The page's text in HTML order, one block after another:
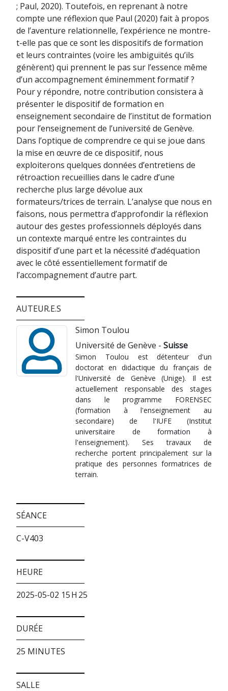
; Paul, 2020). Toutefois, en reprenant à notre
compte une réflexion que Paul (2020) fait à propos
de l’aventure relationnelle, l’expérience ne montre-
t-elle pas que ce sont les dispositifs de formation
et leurs contraintes (voire les ambiguïtés qu’ils
génèrent) qui prennent le pas sur l’essence même
d’un accompagnement éminemment formatif ?
Pour y répondre, notre contribution consistera à
présenter le dispositif de formation en
enseignement secondaire de l’institut de formation
pour l’enseignement de l’université de Genève.
Dans l’optique de comprendre ce qui se joue dans
la mise en œuvre de ce dispositif, nous
exploiterons quelques données d’entretiens de
rétroaction recueillies dans le cadre d’une
recherche plus large dévolue aux
formateurs/trices de terrain. L’analyse que nous en
faisons, nous permettra d’approfondir la réflexion
autour des gestes professionnels déployés dans
un contexte marqué entre les contraintes du
dispositif d’une part et la nécessité d’adéquation
avec le côté essentiellement formatif de
l’accompagnement d’autre part.
AUTEUR.E.S
Simon Toulou
Université de Genève - Suisse
Simon Toulou est détenteur d'un
doctorat en didactique du français de
l'Université de Genève (Unige). Il est
actuellement responsable des stages
dans le programme FORENSEC
(formation à l'enseignement au
secondaire) de l'IUFE (Institut
universitaire de formation à
l'enseignement). Ses travaux de
recherche portent principalement sur la
pratique des personnes formatrices de
terrain.
SÉANCE
C-V403
HEURE
2025-05-02 15 H 25
DURÉE
25 MINUTES
SALLE